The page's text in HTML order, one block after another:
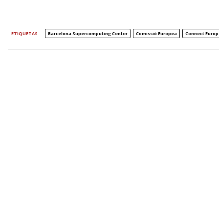
ETIQUETAS Barcelona Supercomputing Center Comissió Europea Connect